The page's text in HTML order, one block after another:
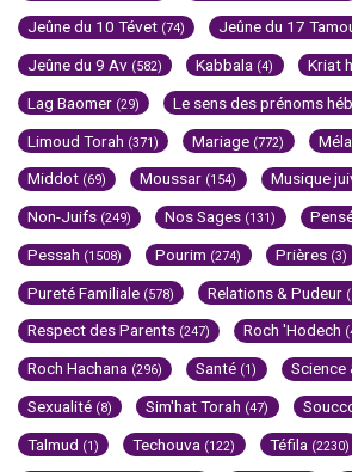
Jeûne du 10 Tévet (74) Jeûne du 17
Jeûne du 9 Av (582) Kabbala (4) Kriat
Lag Baomer (29) Le sens des prénoms
Limoud Torah (371) Mariage (772)
Middot (69) Moussar (154) Musique
Non-Juifs (249) Nos Sages (131)
Pessah (1508) Pourim (274) Prières (3)
Pureté Familiale (578) Relations & Pudeur
Respect des Parents (247) Roch 'Hodech
Roch Hachana (296) Santé (1) Science
Sexualité (8) Sim'hat Torah (47)
Talmud (1) Techouva (122) Téfila (2230)